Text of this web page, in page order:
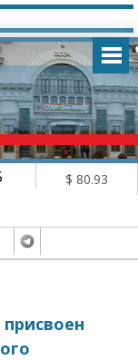
$ 80.93